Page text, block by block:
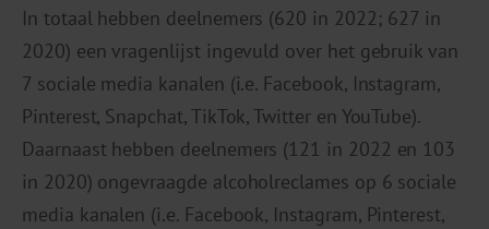
In totaal hebben deelnemers (620 in 2022; 627 in
2020) een vragenlijst ingevuld over het gebruik van
7 sociale media kanalen (i.e. Facebook, Instagram,
Pinterest, Snapchat, TikTok, Twitter en YouTube).
Daarnaast hebben deelnemers (121 in 2022 en 103
in 2020) ongevraagde alcoholreclames op 6 sociale
media kanalen (i.e. Facebook, Instagram, Pinterest,